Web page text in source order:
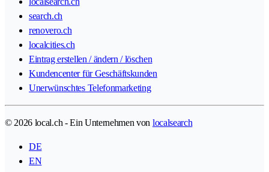
search.ch
renovero.ch
localcities.ch
Eintrag erstellen / ändern / löschen
Kundencenter für Geschäftskunden
Unerwünschtes Telefonmarketing
© 2026 local.ch - Ein Unternehmen von localsearch
DE
EN